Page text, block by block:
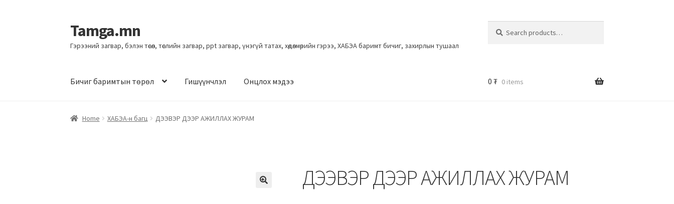
Tamga.mn
Гэрээний загвар, бэлэн төсөл, төслийн загвар, ppt загвар, үнэгүй татах, хөдөлмөрийн гэрээ, ХАБЭА баримт бичиг, захирлын тушаал
Бичиг баримтын төрөл Гишүүнчлэл Онцлох мэдээ 0 ₮ 0 items
Home ХАБЭА-н багц ДЭЭВЭР ДЭЭР АЖИЛЛАХ ЖУРАМ
ДЭЭВЭР ДЭЭР АЖИЛЛАХ ЖУРАМ